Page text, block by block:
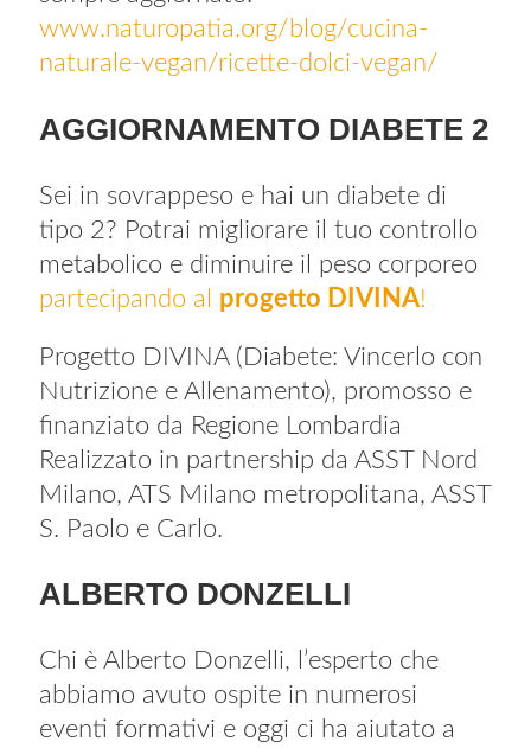
www.naturopatia.org/blog/cucina-
naturale-vegan/ricette-dolci-vegan/
AGGIORNAMENTO DIABETE 2
Sei in sovrappeso e hai un diabete di
tipo 2? Potrai migliorare il tuo controllo
metabolico e diminuire il peso corporeo
partecipando al progetto DIVINA!
Progetto DIVINA (Diabete: Vincerlo con
Nutrizione e Allenamento), promosso e
finanziato da Regione Lombardia
Realizzato in partnership da ASST Nord
Milano, ATS Milano metropolitana, ASST
S. Paolo e Carlo.
ALBERTO DONZELLI
Chi è Alberto Donzelli, l’esperto che
abbiamo avuto ospite in numerosi
eventi formativi e oggi ci ha aiutato a